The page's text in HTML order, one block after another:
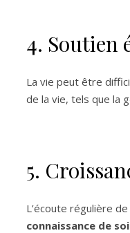
4. Soutien
La vie peut être
de la vie, tels que la
5.
L’écoute régulière
connaissance de